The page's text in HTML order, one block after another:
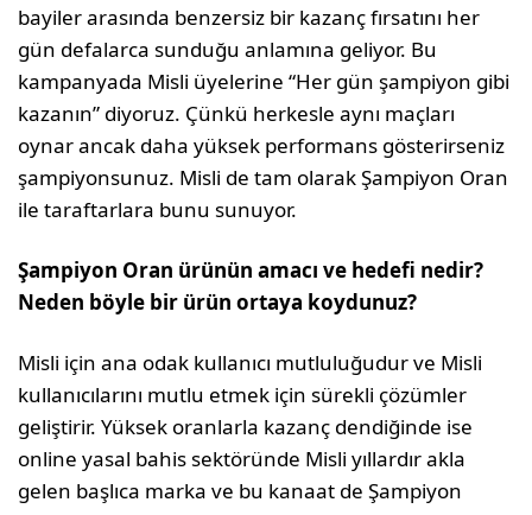
bayiler arasında benzersiz bir kazanç fırsatını her
gün defalarca sunduğu anlamına geliyor. Bu
kampanyada Misli üyelerine “Her gün şampiyon gibi
kazanın” diyoruz. Çünkü herkesle aynı maç­ları
oynar ancak daha yüksek performans gös­terirseniz
şampiyonsunuz. Misli de tam olarak Şampiyon Oran
ile taraftarlara bunu sunuyor.
Şampiyon Oran ürünün amacı ve hedefi nedir?
Neden böyle bir ürün ortaya koy­dunuz?
Misli için ana odak kullanıcı mutluluğudur ve Misli
kullanıcılarını mutlu etmek için sürekli çö­zümler
geliştirir. Yüksek oranlarla kazanç den­diğinde ise
online yasal bahis sektöründe Misli yıllardır akla
gelen başlıca marka ve bu kanaat de Şampiyon